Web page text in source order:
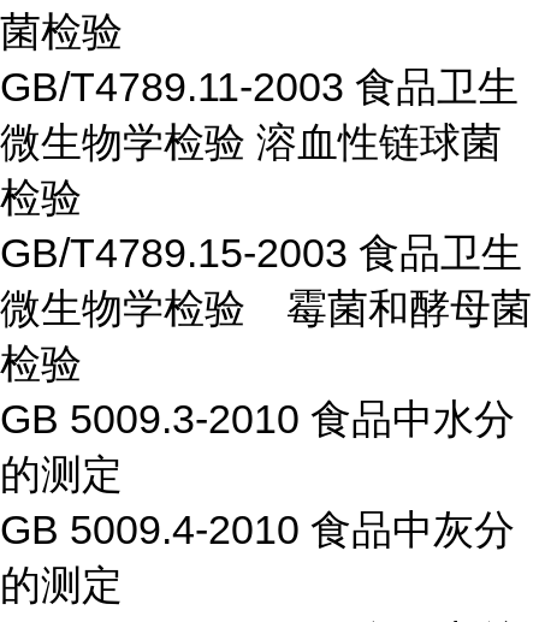
菌检验
GB/T4789.11-2003 食品卫生
微生物学检验 溶血性链球菌
检验
GB/T4789.15-2003 食品卫生
微生物学检验 霉菌和酵母菌
检验
GB 5009.3-2010 食品中水分
的测定
GB 5009.4-2010 食品中灰分
的测定